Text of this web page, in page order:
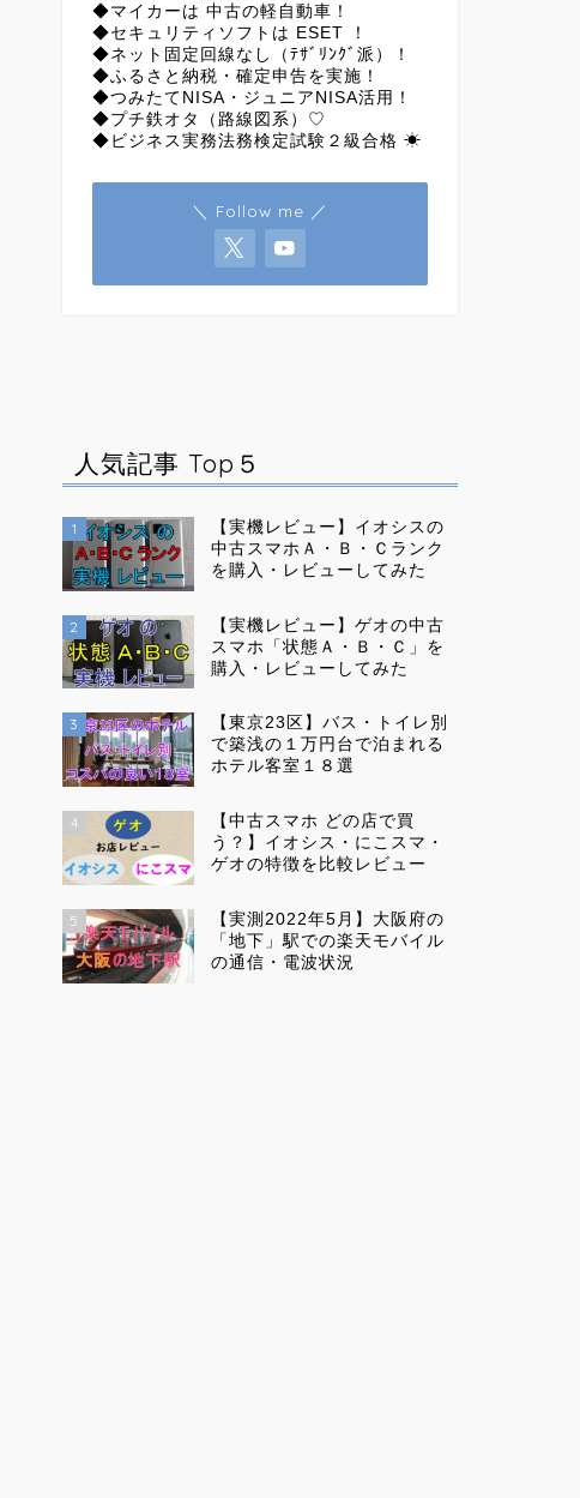
◆マイカーは 中古の軽自動車！
◆セキュリティソフトは ESET ！
◆ネット固定回線なし（ﾃｻﾞﾘﾝｸﾞ派）！
◆ふるさと納税・確定申告を実施！
◆つみたてNISA・ジュニアNISA活用！
◆プチ鉄オタ（路線図系）♡
◆ビジネス実務法務検定試験２級合格 ☀
＼ Follow me ／
人気記事 Top５
1
【実機レビュー】イオシスの
中古スマホＡ・Ｂ・Ｃランク
を購入・レビューしてみた
2
【実機レビュー】ゲオの中古
スマホ「状態Ａ・Ｂ・Ｃ」を
購入・レビューしてみた
3
【東京23区】バス・トイレ別
で築浅の１万円台で泊まれる
ホテル客室１８選
4
【中古スマホ どの店で買
う？】イオシス・にこスマ・
ゲオの特徴を比較レビュー
5
【実測2022年5月】大阪府の
「地下」駅での楽天モバイル
の通信・電波状況